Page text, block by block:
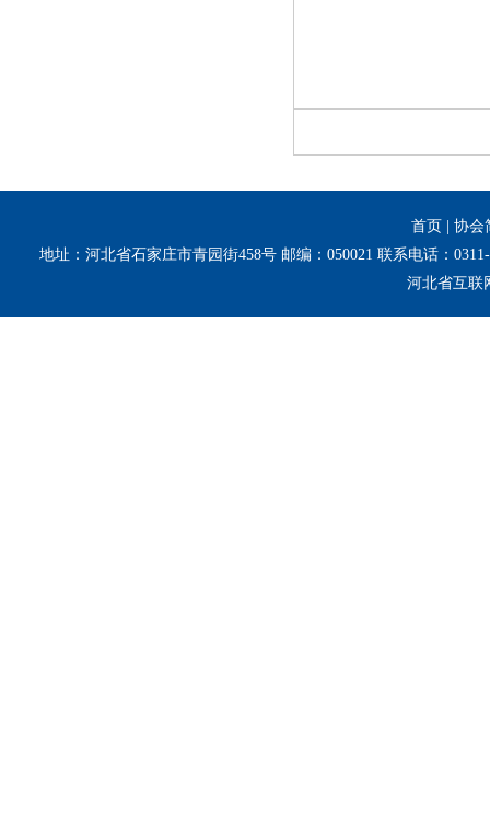
首页
协会
地址：河北省石家庄市青园街458号 邮编：050021 联系电话：
河北省互联